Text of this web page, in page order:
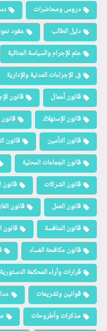
دروس ومحاضرات
دليل الطالب
عقود
علم الإجرام والسياسة الجنائية
ق. الإجراءات المدنية والإدارية
قانون أعمال
قانون
قانون الإستهلاك
قانون التأمين
قانون
قانون الجماعات المحلية
قانون الشركات
قانون
قانون العمل
قانون
قانون المنافسة
قانون
قانون مكافحة الفساد
قرارات وآراء المحكمة الدستورية
قوانين وتشريعات
مذكرات وأطروحات